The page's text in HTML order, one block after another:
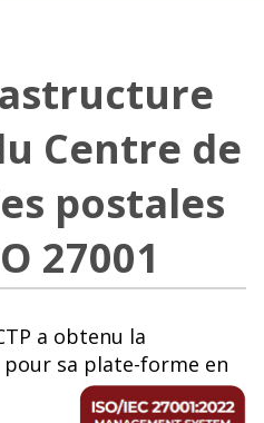
Centre de
postales
27001
a obtenu la
sa plate-forme en